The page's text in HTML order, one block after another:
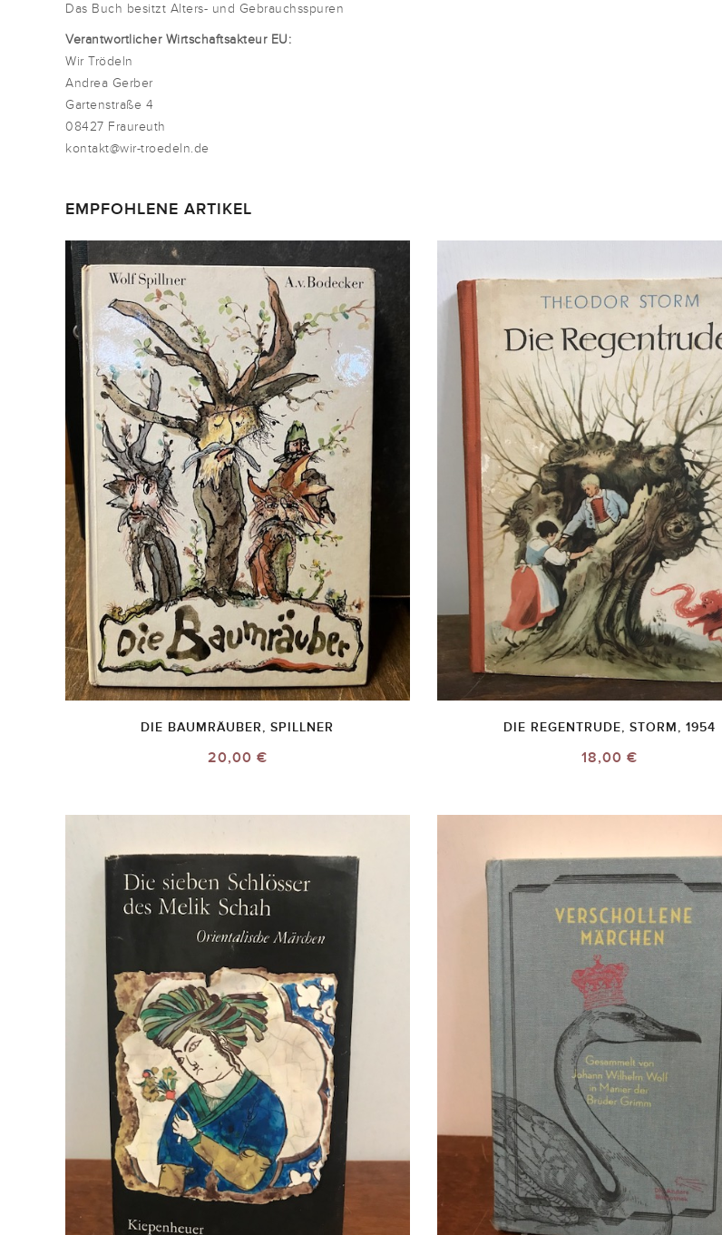
Das Buch besitzt Alters- und Gebrauchsspuren
Verantwortlicher Wirtschaftsakteur EU:
Wir Trödeln
Andrea Gerber
Gartenstraße 4
08427 Fraureuth
kontakt@wir-troedeln.de
EMPFOHLENE ARTIKEL
DIE BAUMRÄUBER, SPILLNER
20,00 €
DIE REGENTRUDE, STORM, 1954
18,00 €